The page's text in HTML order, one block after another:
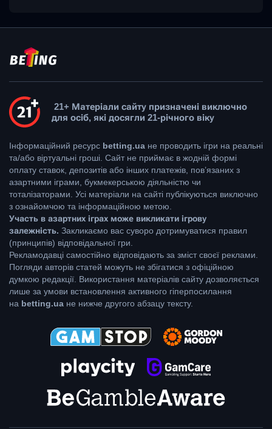
21+ Матеріали сайту призначені виключно
для осіб, які досягли 21-річного віку
Інформаційний ресурс betting.ua не проводить ігри на реальні
та/або віртуальні гроші. Сайт не приймає в жодній формі
оплату ставок, депозитів або інших платежів, пов’язаних з
азартними іграми, букмекерською діяльністю чи
тоталізаторами. Усі матеріали на сайті публікуються виключно
з ознайомчою та інформаційною метою.
Участь в азартних іграх може викликати ігрову
залежність. Закликаємо вас суворо дотримуватися правил
(принципів) відповідальної гри.
Рекламодавці самостійно відповідають за зміст своєї реклами.
Погляди авторів статей можуть не збігатися з офіційною
думкою редакції. Використання матеріалів сайту дозволяється
лише за умови встановлення активного гіперпосилання
на betting.ua не нижче другого абзацу тексту.